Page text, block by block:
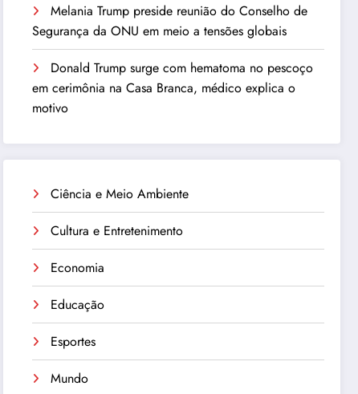
Melania Trump preside reunião do Conselho de
Segurança da ONU em meio a tensões globais
Donald Trump surge com hematoma no pescoço
em cerimônia na Casa Branca, médico explica o
motivo
Ciência e Meio Ambiente
Cultura e Entretenimento
Economia
Educação
Esportes
Mundo